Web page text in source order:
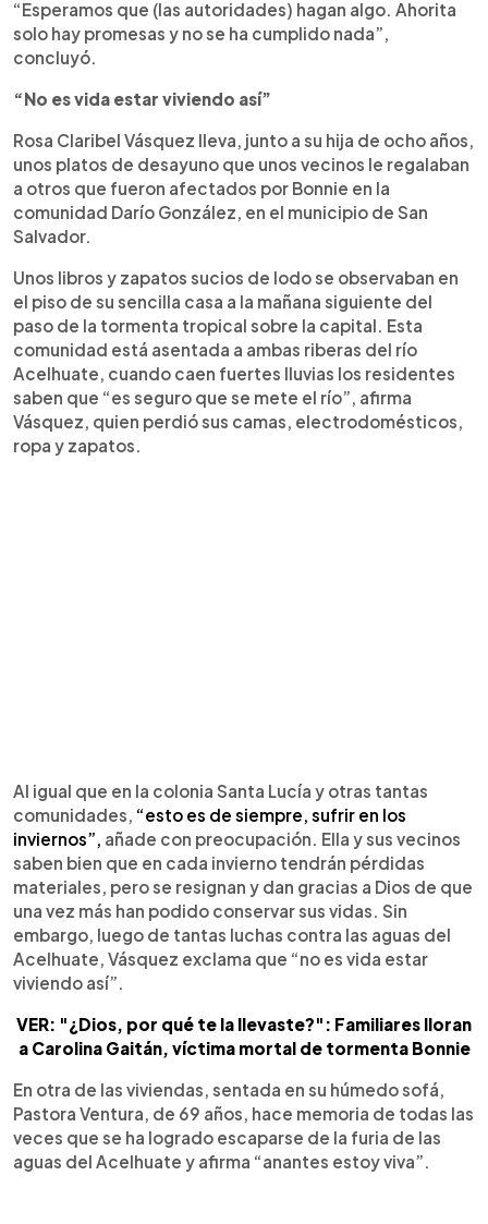
“Esperamos que (las autoridades) hagan algo. Ahorita
solo hay promesas y no se ha cumplido nada”,
concluyó.
“No es vida estar viviendo así”
Rosa Claribel Vásquez lleva, junto a su hija de ocho años,
unos platos de desayuno que unos vecinos le regalaban
a otros que fueron afectados por Bonnie en la
comunidad Darío González, en el municipio de San
Salvador.
Unos libros y zapatos sucios de lodo se observaban en
el piso de su sencilla casa a la mañana siguiente del
paso de la tormenta tropical sobre la capital. Esta
comunidad está asentada a ambas riberas del río
Acelhuate, cuando caen fuertes lluvias los residentes
saben que “es seguro que se mete el río”, afirma
Vásquez, quien perdió sus camas, electrodomésticos,
ropa y zapatos.
Al igual que en la colonia Santa Lucía y otras tantas
comunidades, “esto es de siempre, sufrir en los
inviernos”, añade con preocupación. Ella y sus vecinos
saben bien que en cada invierno tendrán pérdidas
materiales, pero se resignan y dan gracias a Dios de que
una vez más han podido conservar sus vidas. Sin
embargo, luego de tantas luchas contra las aguas del
Acelhuate, Vásquez exclama que “no es vida estar
viviendo así”.
VER: "¿Dios, por qué te la llevaste?": Familiares lloran
a Carolina Gaitán, víctima mortal de tormenta Bonnie
En otra de las viviendas, sentada en su húmedo sofá,
Pastora Ventura, de 69 años, hace memoria de todas las
veces que se ha logrado escaparse de la furia de las
aguas del Acelhuate y afirma “anantes estoy viva”.